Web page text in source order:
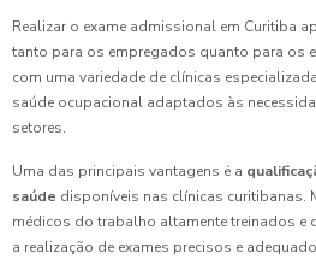
Realizar o exame admissional em Curitiba
tanto para os empregados quanto para os
com uma variedade de clínicas
saúde ocupacional adaptados às
setores.
Uma das principais vantagens é a
saúde disponíveis nas clínicas curitibanas.
médicos do trabalho altamente treinados e
a realização de exames precisos e